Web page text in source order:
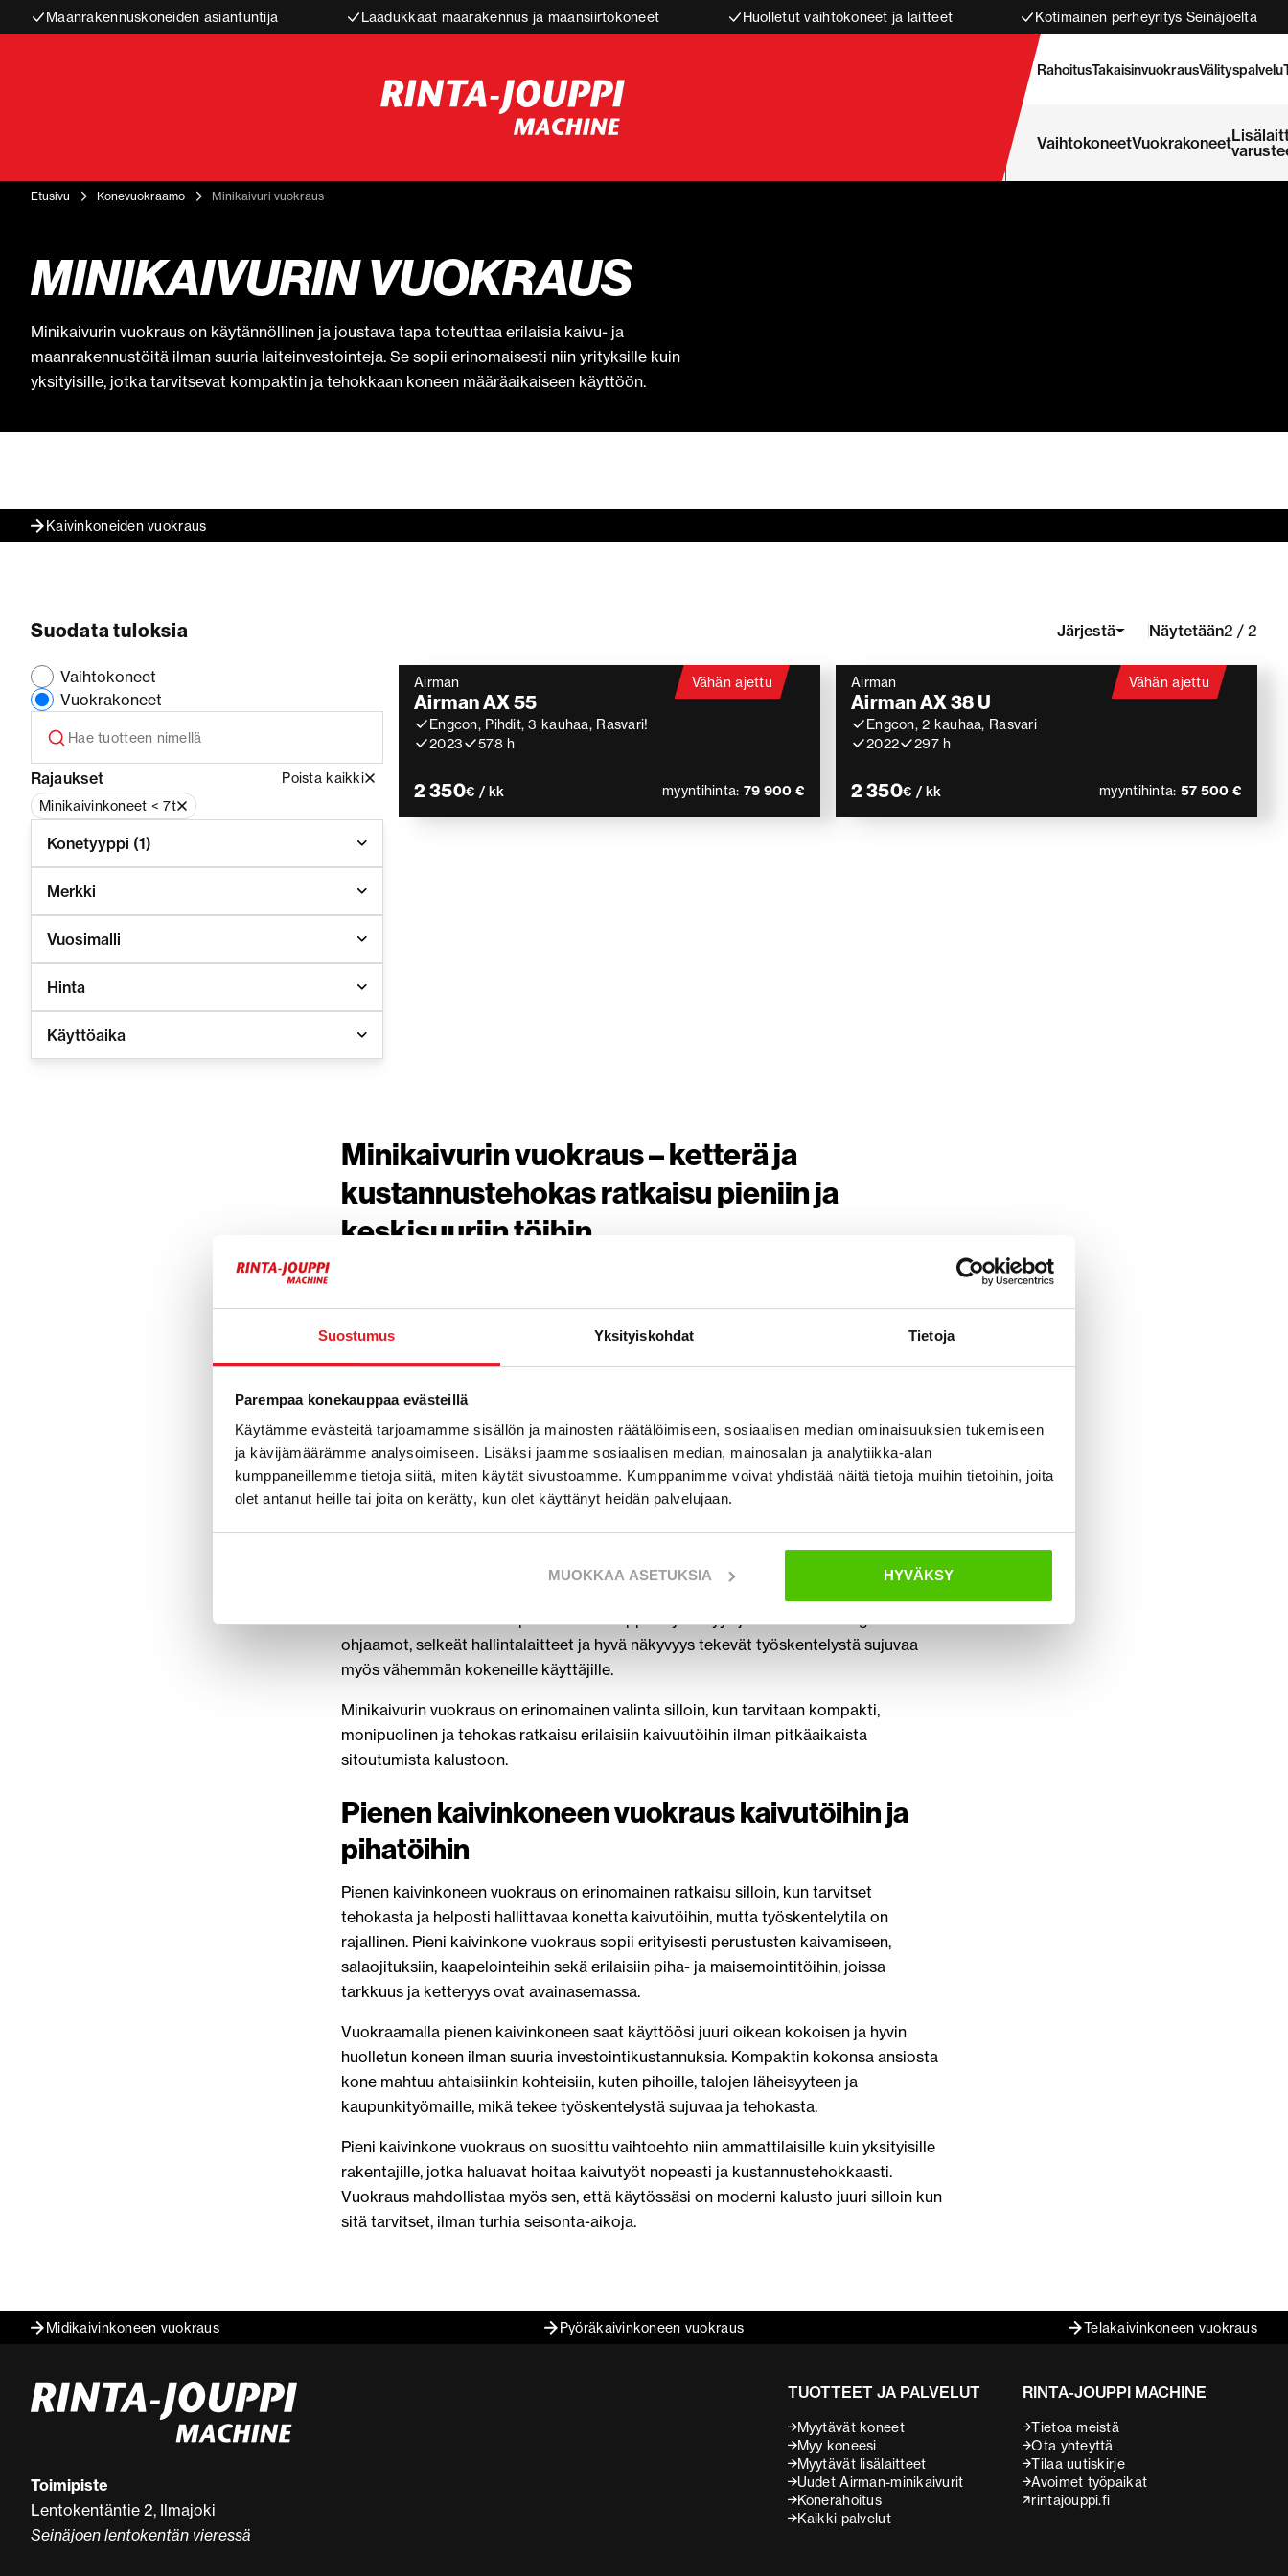
Suostumus Yksityiskohdat Tietoja
Parempaa konekauppaa evästeillä
Käytämme evästeitä tarjoamamme sisällön ja mainosten räätälöimiseen, sosiaalisen median ominaisuuksien tukemiseen
ja kävijämäärämme analysoimiseen. Lisäksi jaamme sosiaalisen median, mainosalan ja analytiikka-alan
kumppaneillemme tietoja siitä, miten käytät sivustoamme. Kumppanimme voivat yhdistää näitä tietoja muihin tietoihin, joita
olet antanut heille tai joita on kerätty, kun olet käyttänyt heidän palvelujaan.
MUOKKAA ASETUKSIA HYVÄKSY
Maanrakennuskoneiden asiantuntija Laadukkaat maarakennus ja maansiirtokoneet Huolletut vaihtokoneet ja laitteet Kotimainen perheyritys Seinäjoelta
RahoitusTakaisinvuokrausVälityspalvelu
VaihtokoneetVuokrakoneet
Etusivu Konevuokraamo Minikaivuri vuokraus
MINIKAIVURIN VUOKRAUS
Minikaivurin vuokraus on käytännöllinen ja joustava tapa toteuttaa erilaisia kaivu- ja
maanrakennustöitä ilman suuria laiteinvestointeja. Se sopii erinomaisesti niin yrityksille kuin
yksityisille, jotka tarvitsevat kompaktin ja tehokkaan koneen määräaikaiseen käyttöön.
Kaivinkoneiden vuokraus
Suodata tuloksia Järjestä Näytetään2 / 2
Vaihtokoneet
Vuokrakoneet
Rajaukset
Poista kaikki
Minikaivinkoneet < 7t
Konetyyppi (1)
Merkki
Vuosimalli
Hinta
Käyttöaika
Airman
Airman AX 55
Engcon, Pihdit, 3 kauhaa, Rasvari!
2023
578 h
2 350€ / kk myyntihinta: 79 900 €
Vähän ajettu Airman
Airman AX 38 U
Engcon, 2 kauhaa, Rasvari
2022
297 h
2 350€ / kk myyntihinta: 57 500 €
Vähän ajettu
Minikaivurin vuokraus – ketterä ja
kustannustehokas ratkaisu pieniin ja
keskisuuriin töihin
käyttökohteita ovat esimerkiksi piharakentaminen, salaojitus, kaapelointi ja
mukaan. Tämä parantaa työn tehokkuutta ja helpottaa projektin suunnittelua. Usein
vuokraukseen sisältyy huollettu ja käyttövalmis kalusto, mikä vähentää huoltoon
liittyviä huolia ja varmistaa sujuvan työskentelyn.
Minikaivurit ovat monipuolisia koneita, joita voidaan käyttää erilaisilla lisälaitteilla.
Kauhat, kourat ja muut työvälineet mahdollistavat koneen sovittamisen erilaisiin
tehtäviin, mikä lisää käyttömahdollisuuksia ja parantaa tuottavuutta.
Koneiden suunnittelussa painottuvat helppokäyttöisyys ja turvallisuus. Ergonomiset
ohjaamot, selkeät hallintalaitteet ja hyvä näkyvyys tekevät työskentelystä sujuvaa
myös vähemmän kokeneille käyttäjille.
Minikaivurin vuokraus on erinomainen valinta silloin, kun tarvitaan kompakti,
monipuolinen ja tehokas ratkaisu erilaisiin kaivuutöihin ilman pitkäaikaista
sitoutumista kalustoon.
Pienen kaivinkoneen vuokraus kaivutöihin ja
pihatöihin
Pienen kaivinkoneen vuokraus on erinomainen ratkaisu silloin, kun tarvitset
tehokasta ja helposti hallittavaa konetta kaivutöihin, mutta työskentelytila on
rajallinen. Pieni kaivinkone vuokraus sopii erityisesti perustusten kaivamiseen,
salaojituksiin, kaapelointeihin sekä erilaisiin piha- ja maisemointitöihin, joissa
tarkkuus ja ketteryys ovat avainasemassa.
Vuokraamalla pienen kaivinkoneen saat käyttöösi juuri oikean kokoisen ja hyvin
huolletun koneen ilman suuria investointikustannuksia. Kompaktin kokonsa ansiosta
kone mahtuu ahtaisiinkin kohteisiin, kuten pihoille, talojen läheisyyteen ja
kaupunkityömaille, mikä tekee työskentelystä sujuvaa ja tehokasta.
Pieni kaivinkone vuokraus on suosittu vaihtoehto niin ammattilaisille kuin yksityisille
rakentajille, jotka haluavat hoitaa kaivutyöt nopeasti ja kustannustehokkaasti.
Vuokraus mahdollistaa myös sen, että käytössäsi on moderni kalusto juuri silloin kun
sitä tarvitset, ilman turhia seisonta-aikoja.
Midikaivinkoneen vuokraus Pyöräkaivinkoneen vuokraus Telakaivinkoneen vuokraus
Toimipiste
Lentokentäntie 2, Ilmajoki
Seinäjoen lentokentän vieressä
TUOTTEET JA PALVELUT
Myytävät koneet
Myy koneesi
Myytävät lisälaitteet
Uudet Airman-minikaivurit
Konerahoitus
Kaikki palvelut
RINTA-JOUPPI MACHINE
Tietoa meistä
Ota yhteyttä
Tilaa uutiskirje
Avoimet työpaikat
rintajouppi.fi